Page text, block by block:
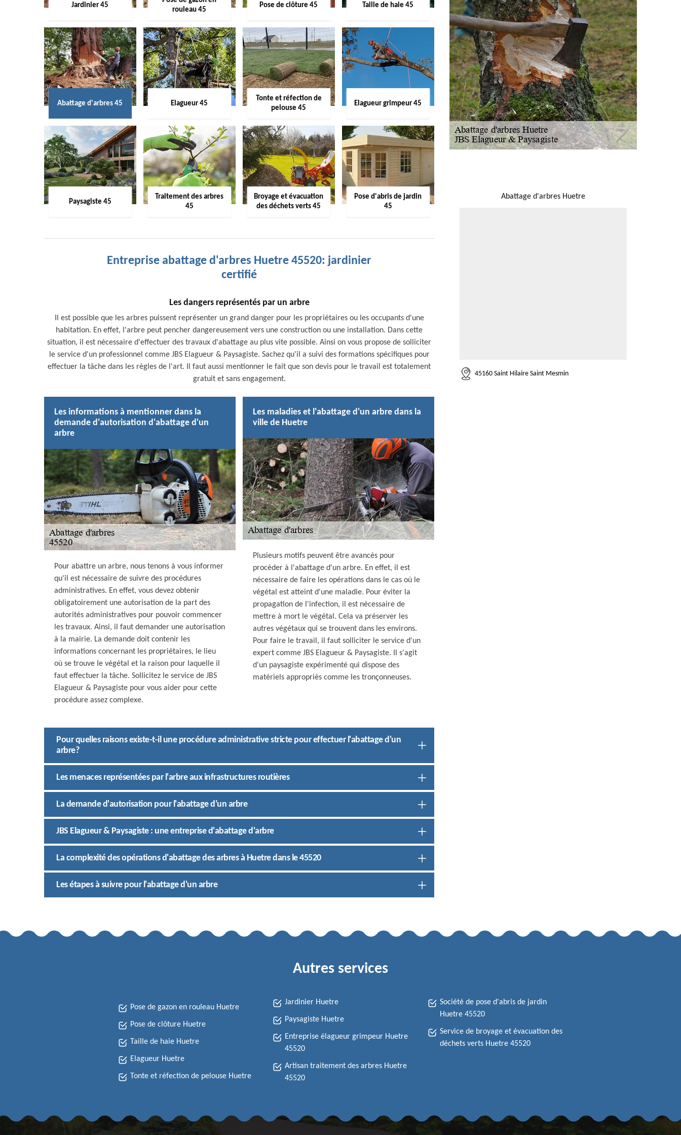
Jardinier 45
rouleau 45
Pose de clôture 45 Taille de haie 45
Abattage d'arbres 45 Elagueur 45
Tonte et réfection de
pelouse 45
Elagueur grimpeur 45
Paysagiste 45
Traitement des arbres
45
Broyage et évacuation
des déchets verts 45
Pose d'abris de jardin
45
Entreprise abattage d'arbres Huetre 45520: jardinier
certifié
Les dangers représentés par un arbre
Il est possible que les arbres puissent représenter un grand danger pour les propriétaires ou les occupants d'une
habitation. En effet, l'arbre peut pencher dangereusement vers une construction ou une installation. Dans cette
situation, il est nécessaire d'effectuer des travaux d'abattage au plus vite possible. Ainsi on vous propose de solliciter
le service d'un professionnel comme JBS Elagueur & Paysagiste. Sachez qu'il a suivi des formations spécifiques pour
effectuer la tâche dans les règles de l'art. Il faut aussi mentionner le fait que son devis pour le travail est totalement
gratuit et sans engagement.
Les informations à mentionner dans la
demande d'autorisation d'abattage d'un
arbre
Pour abattre un arbre, nous tenons à vous informer
qu'il est nécessaire de suivre des procédures
administratives. En effet, vous devez obtenir
obligatoirement une autorisation de la part des
autorités administratives pour pouvoir commencer
les travaux. Ainsi, il faut demander une autorisation
à la mairie. La demande doit contenir les
informations concernant les propriétaires, le lieu
où se trouve le végétal et la raison pour laquelle il
faut effectuer la tâche. Sollicitez le service de JBS
Elagueur & Paysagiste pour vous aider pour cette
procédure assez complexe.
Les maladies et l'abattage d'un arbre dans la
ville de Huetre
Plusieurs motifs peuvent être avancés pour
procéder à l'abattage d'un arbre. En effet, il est
nécessaire de faire les opérations dans le cas où le
végétal est atteint d'une maladie. Pour éviter la
propagation de l'infection, il est nécessaire de
mettre à mort le végétal. Cela va préserver les
autres végétaux qui se trouvent dans les environs.
Pour faire le travail, il faut solliciter le service d'un
expert comme JBS Elagueur & Paysagiste. Il s'agit
d'un paysagiste expérimenté qui dispose des
matériels appropriés comme les tronçonneuses.
Pour quelles raisons existe-t-il une procédure administrative stricte pour effectuer l'abattage d'un
arbre?
Les menaces représentées par l'arbre aux infrastructures routières
La demande d'autorisation pour l'abattage d'un arbre
JBS Elagueur & Paysagiste : une entreprise d'abattage d'arbre
La complexité des opérations d'abattage des arbres à Huetre dans le 45520
Les étapes à suivre pour l'abattage d'un arbre
Abattage d'arbres Huetre
45160 Saint Hilaire Saint Mesmin
Autres services
Pose de gazon en rouleau Huetre
Pose de clôture Huetre
Taille de haie Huetre
Elagueur Huetre
Tonte et réfection de pelouse Huetre
Jardinier Huetre
Paysagiste Huetre
Entreprise élagueur grimpeur Huetre
45520
Artisan traitement des arbres Huetre
45520
Société de pose d'abris de jardin
Huetre 45520
Service de broyage et évacuation des
déchets verts Huetre 45520